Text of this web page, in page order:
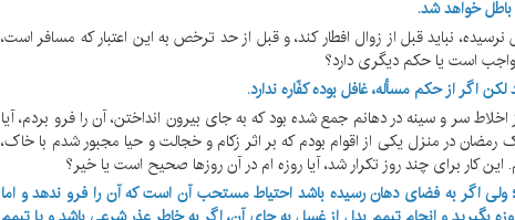
خواهد شد.
نرسیده، نباید قبل از زوال افطار کند، و قبل از حد ترخص به این اعتبار که مسافر است،
واجب است یا حکم دیگری دارد؟
اگر از حکم مسأله، غافل بوده کفّاره ندارد.
از اخلاط سر و سینه در دهانم جمع شده بود که به جای بیرون انداختن، آن را فرو بردم، آیا
در منزل یکی از اقوام بودم که بر اثر زکام و خجالت و حیا مجبور شدم با خاک،
کار برای چند روز تکرار شد، آیا روزه ام در آن روزها صحیح است یا خیر؟
اگر به فضای دهان رسیده باشد احتیاط مستحب آن است که آن را فرو ندهد و اما